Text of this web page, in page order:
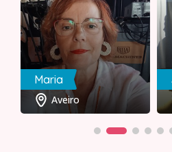
Maria
Aveiro